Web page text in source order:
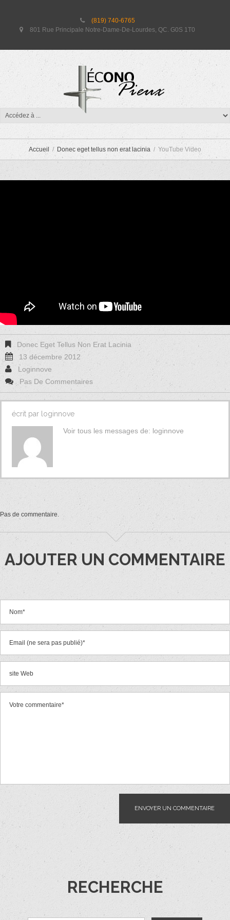
(819) 740-6765
801 Rue Principale Notre-Dame-De-Lourdes, QC. G0S 1T0
YOUTUBE VIDEO
Accueil Donec eget tellus non erat lacinia YouTube Video
Donec Eget Tellus Non Erat Lacinia
13 décembre 2012
Loginnove
Pas De Commentaires
écrit par loginnove
Voir tous les messages de: loginnove
Pas de commentaire.
AJOUTER UN COMMENTAIRE
RECHERCHE